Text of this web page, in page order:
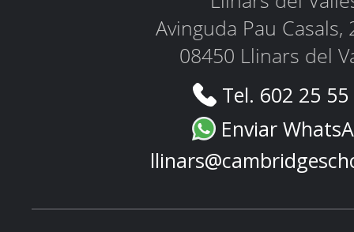
Avinguda Pau Casals,
08450 Llinars del
Tel. 602 25
Enviar